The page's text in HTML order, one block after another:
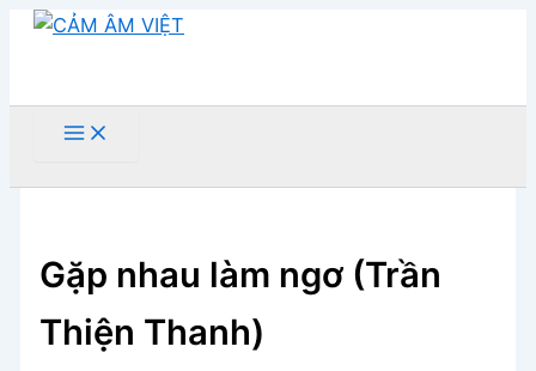
Nhảy
Gặp nhau làm ngơ (Trần
Thiện Thanh)